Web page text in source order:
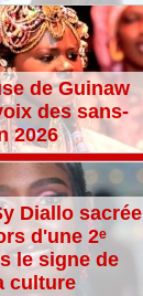
de Guinaw
des sans-
2026
Diallo sacrée
d'une 2ᵉ
le signe de
culture